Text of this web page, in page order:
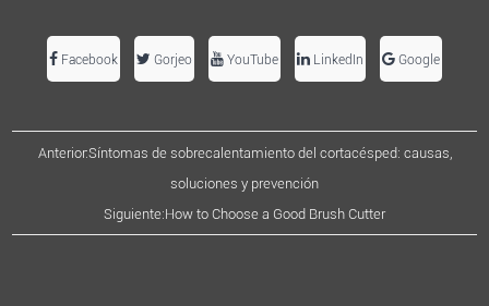
Facebook Gorjeo YouTube LinkedIn Google
Anterior:Síntomas de sobrecalentamiento del cortacésped: causas,
soluciones y prevención
Siguiente:How to Choose a Good Brush Cutter